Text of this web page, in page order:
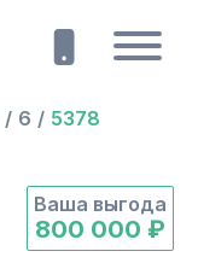
6 5378
Ваша выгода
800 000 ₽